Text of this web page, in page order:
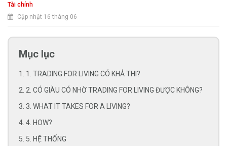
Tài chính
Cập nhật 16 tháng 06
Mục lục
1. 1. TRADING FOR LIVING CÓ KHẢ THI?
2. 2. CÓ GIÀU CÓ NHỜ TRADING FOR LIVING ĐƯỢC KHÔNG?
3. 3. WHAT IT TAKES FOR A LIVING?
4. 4. HOW?
5. 5. HỆ THỐNG